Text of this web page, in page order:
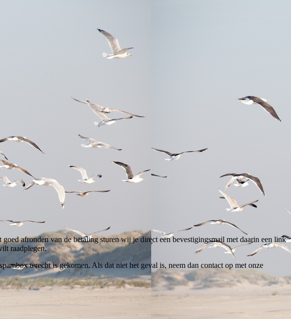
afronden van de betaling sturen wij je direct een bevestigingsmail met daarin een link
raadplegen.
terecht is gekomen. Als dat niet het geval is, neem dan contact op met onze